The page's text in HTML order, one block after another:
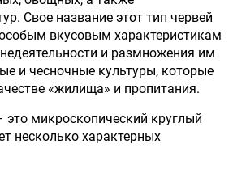
Свое название этот тип червей
вкусовым характеристикам
и размножения им
и чесночные культуры, которые
«жилища» и пропитания.
микроскопический круглый
несколько характерных